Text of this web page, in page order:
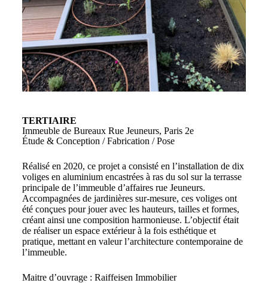
TERTIAIRE
Immeuble de Bureaux Rue Jeuneurs, Paris 2e
Étude & Conception / Fabrication / Pose
Réalisé en 2020, ce projet a consisté en l’installation de dix
voliges en aluminium encastrées à ras du sol sur la terrasse
principale de l’immeuble d’affaires rue Jeuneurs.
Accompagnées de jardinières sur-mesure, ces voliges ont
été conçues pour jouer avec les hauteurs, tailles et formes,
créant ainsi une composition harmonieuse. L’objectif était
de réaliser un espace extérieur à la fois esthétique et
pratique, mettant en valeur l’architecture contemporaine de
l’immeuble.
Maitre d’ouvrage : Raiffeisen Immobilier